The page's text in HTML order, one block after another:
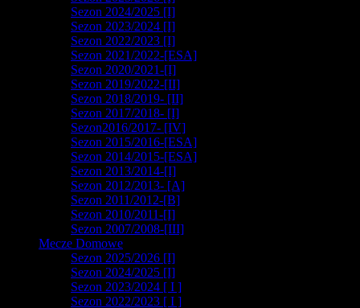
Sezon 2024/2025 [I]
Sezon 2023/2024 [I]
Sezon 2022/2023 [I]
Sezon 2021/2022-[ESA]
Sezon 2020/2021-[I]
Sezon 2019/2022-[II]
Sezon 2018/2019- [II]
Sezon 2017/2018- [I]
Sezon2016/2017- [IV]
Sezon 2015/2016-[ESA]
Sezon 2014/2015-[ESA]
Sezon 2013/2014-[I]
Sezon 2012/2013- [A]
Sezon 2011/2012-[B]
Sezon 2010/2011-[I]
Sezon 2007/2008-[III]
Mecze Domowe
Sezon 2025/2026 [I]
Sezon 2024/2025 [I]
Sezon 2023/2024 [ I ]
Sezon 2022/2023 [ I ]